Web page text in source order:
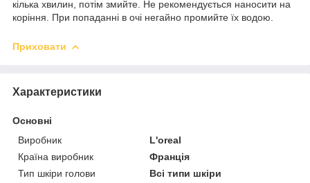
кілька хвилин, потім змийте. Не рекомендується наносити на
коріння. При попаданні в очі негайно промийте їх водою.
Приховати
Характеристики
Основні
Виробник
L'oreal
Країна виробник
Франція
Тип шкіри голови
Всі типи шкіри